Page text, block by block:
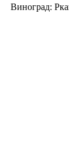
Виноград: